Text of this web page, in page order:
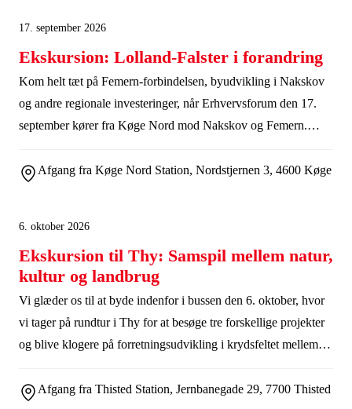
17. september 2026
Ekskursion: Lolland-Falster i forandring
Kom helt tæt på Femern-forbindelsen, byudvikling i Nakskov
og andre regionale investeringer, når Erhvervsforum den 17.
september kører fra Køge Nord mod Nakskov og Femern.
infrastrukturinvesteringer og byudvikling kan omsættes til
Afgang fra Køge Nord Station, Nordstjernen 3, 4600 Køge
6. oktober 2026
Ekskursion til Thy: Samspil mellem natur,
kultur og landbrug
Vi glæder os til at byde indenfor i bussen den 6. oktober, hvor
vi tager på rundtur i Thy for at besøge tre forskellige projekter
og blive klogere på forretningsudvikling i krydsfeltet mellem
Afgang fra Thisted Station, Jernbanegade 29, 7700 Thisted